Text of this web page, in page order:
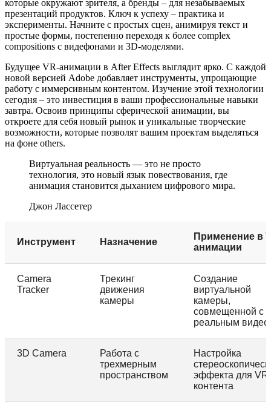
которые окружают зрителя, а бренды – для незабываемых
презентаций продуктов. Ключ к успеху – практика и
эксперименты. Начните с простых сцен, анимируя текст и
простые формы, постепенно переходя к более complex
compositions с видефонами и 3D-моделями.
Будущее VR-анимации в After Effects выглядит ярко. С каждой
новой версией Adobe добавляет инструменты, упрощающие
работу с иммерсивным контентом. Изучение этой технологии
сегодня – это инвестиция в ваши профессиональные навыки
завтра. Освоив принципы сферической анимации, вы
откроете для себя новый рынок и уникальные творческие
возможности, которые позволят вашим проектам выделяться
на фоне others.
Виртуальная реальность — это не просто
технология, это новый язык повествования, где
анимация становится дыханием цифрового мира.
Джон Лассетер
Инструмент Назначение
Применение в
анимации
Camera
Tracker
Трекинг
движения
камеры
Создание
виртуальной
камеры,
совмещенной с
реальным видео
3D Camera
Работа с
трехмерным
пространством
Настройка
эффекта для VR-
контента